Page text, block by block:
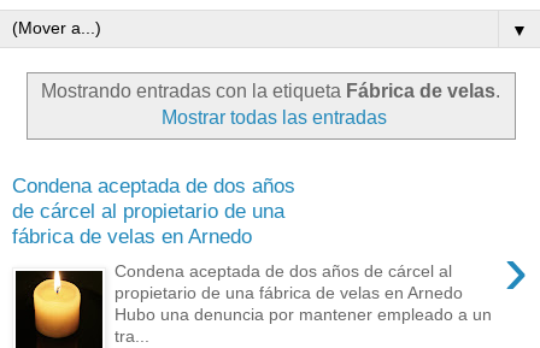
▼
Mostrando entradas con la etiqueta Fábrica de velas.
Mostrar todas las entradas
Condena aceptada de dos años
de cárcel al propietario de una
fábrica de velas en Arnedo
›
Condena aceptada de dos años de cárcel al
propietario de una fábrica de velas en Arnedo
Hubo una denuncia por mantener empleado a un
tra...